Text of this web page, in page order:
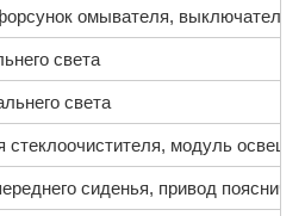
омывателя, выключатель
света
света
стеклоочистителя, модуль
сиденья, привод